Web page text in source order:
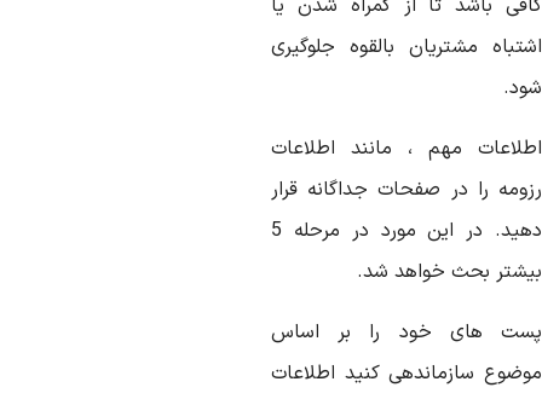
باشد تا از گمراه شدن یا
مشتریان بالقوه جلوگیری
مهم ، مانند اطلاعات
را در صفحات جداگانه قرار
دهید. در این مورد در مرحله 5
بحث خواهد شد.
های خود را بر اساس
سازماندهی کنید اطلاعات